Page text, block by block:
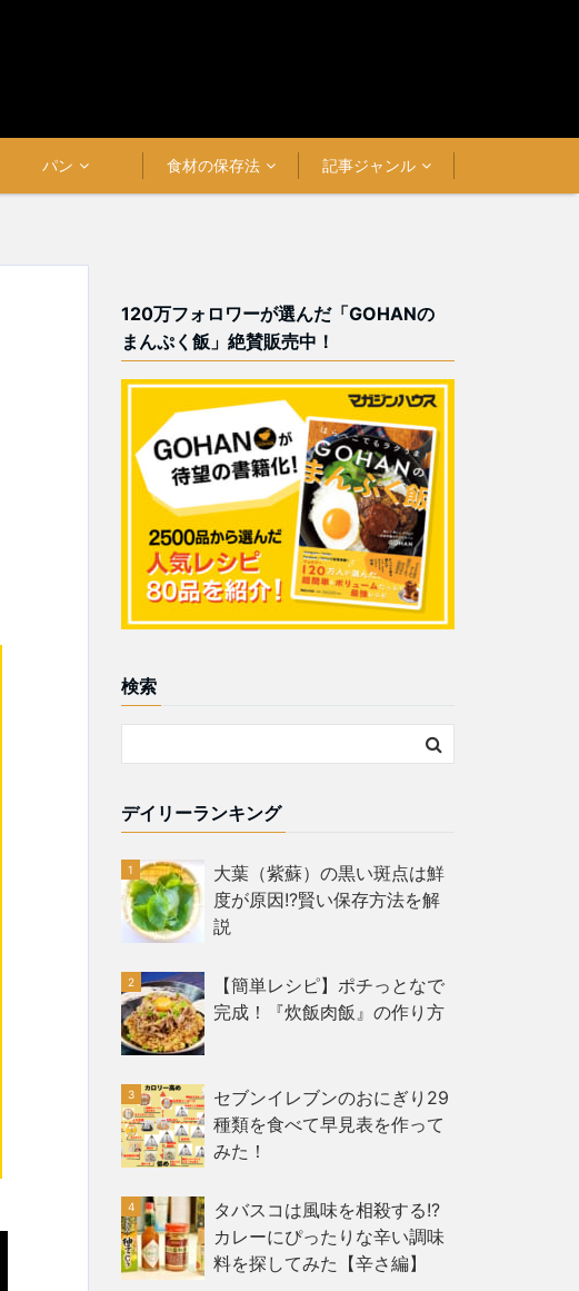
パン 食材の保存法 記事ジャンル
120万フォロワーが選んだ「GOHANの
まんぷく飯」絶賛販売中！
検索
デイリーランキング
大葉（紫蘇）の黒い斑点は鮮
度が原因!?賢い保存方法を解
説
【簡単レシピ】ポチっとなで
完成！『炊飯肉飯』の作り方
セブンイレブンのおにぎり29
種類を食べて早見表を作って
みた！
タバスコは風味を相殺する!?
カレーにぴったりな辛い調味
料を探してみた【辛さ編】